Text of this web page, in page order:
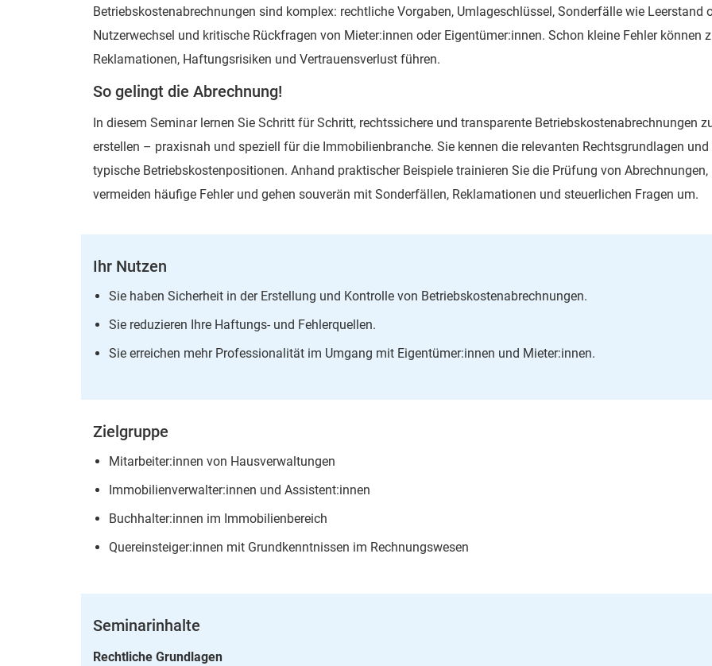
Betriebskostenabrechnungen sind komplex: rechtliche Vorgaben, Umlageschlüssel, Sonderfälle wie Leerstand
Nutzerwechsel und kritische Rückfragen von Mieter:innen oder Eigentümer:innen. Schon kleine Fehler können
Reklamationen, Haftungsrisiken und Vertrauensverlust führen.
So gelingt die Abrechnung!
In diesem Seminar lernen Sie Schritt für Schritt, rechtssichere und transparente Betriebskostenabrechnungen
erstellen – praxisnah und speziell für die Immobilienbranche. Sie kennen die relevanten Rechtsgrundlagen und
typische Betriebskostenpositionen. Anhand praktischer Beispiele trainieren Sie die Prüfung von Abrechnungen,
vermeiden häufige Fehler und gehen souverän mit Sonderfällen, Reklamationen und steuerlichen Fragen um.
Ihr Nutzen
Sie haben Sicherheit in der Erstellung und Kontrolle von Betriebskostenabrechnungen.
Sie reduzieren Ihre Haftungs- und Fehlerquellen.
Sie erreichen mehr Professionalität im Umgang mit Eigentümer:innen und Mieter:innen.
Zielgruppe
Mitarbeiter:innen von Hausverwaltungen
Immobilienverwalter:innen und Assistent:innen
Buchhalter:innen im Immobilienbereich
Quereinsteiger:innen mit Grundkenntnissen im Rechnungswesen
Seminarinhalte
Rechtliche Grundlagen